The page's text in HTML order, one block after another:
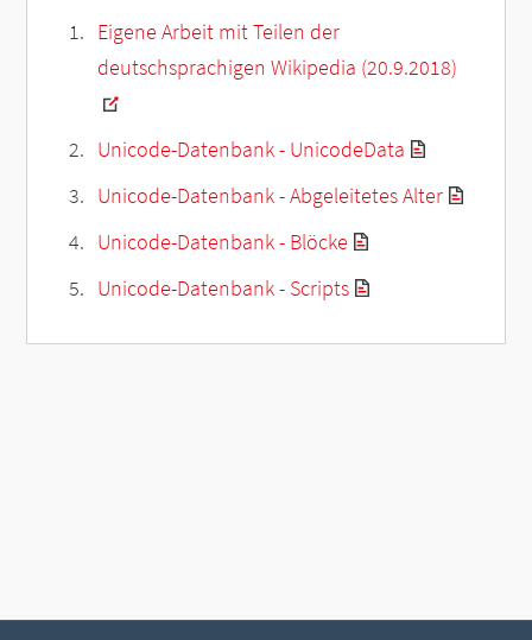
Eigene Arbeit mit Teilen der
deutschsprachigen Wikipedia (20.9.2018)
Unicode-Datenbank - UnicodeData
Unicode-Datenbank - Abgeleitetes Alter
Unicode-Datenbank - Blöcke
Unicode-Datenbank - Scripts